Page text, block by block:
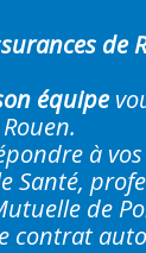
de
équipe
à
de
contrat